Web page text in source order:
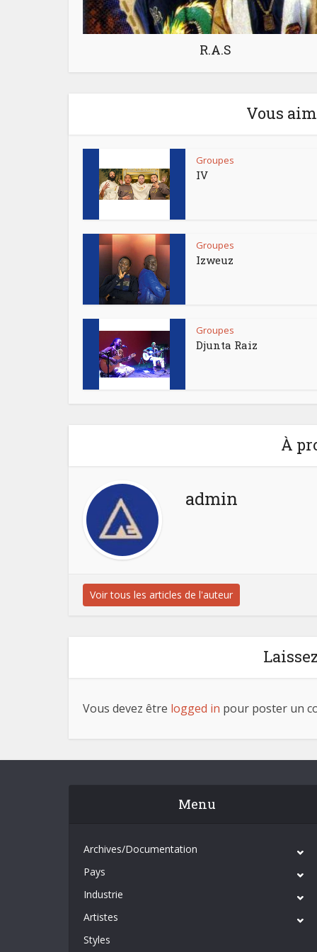
R.A.S
Vous
Groupes
IV
Groupes
Izweuz
Groupes
Djunta Raiz
À
admin
Voir tous les articles de l'auteur
Vous devez être logged in pour poster un
Menu
Archives/Documentation
Pays
Industrie
Artistes
Styles